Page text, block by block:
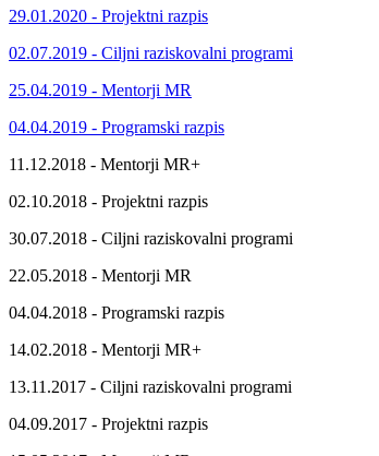
29.01.2020 - Projektni razpis
02.07.2019 - Ciljni raziskovalni programi
25.04.2019 - Mentorji MR
04.04.2019 - Programski razpis
11.12.2018 - Mentorji MR+
02.10.2018 - Projektni razpis
30.07.2018 - Ciljni raziskovalni programi
22.05.2018 - Mentorji MR
04.04.2018 - Programski razpis
14.02.2018 - Mentorji MR+
13.11.2017 - Ciljni raziskovalni programi
04.09.2017 - Projektni razpis